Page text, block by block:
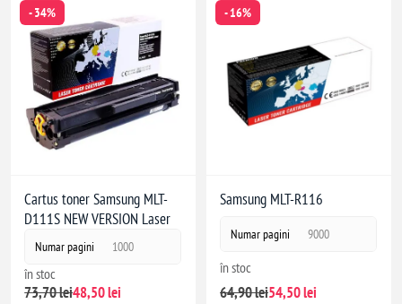
- 34%
Cartus toner Samsung MLT-
D111S NEW VERSION Laser
Numar pagini 1000
în stoc
73,70 lei48,50 lei
- 16%
Samsung MLT-R116
Numar pagini 9000
în stoc
64,90 lei54,50 lei